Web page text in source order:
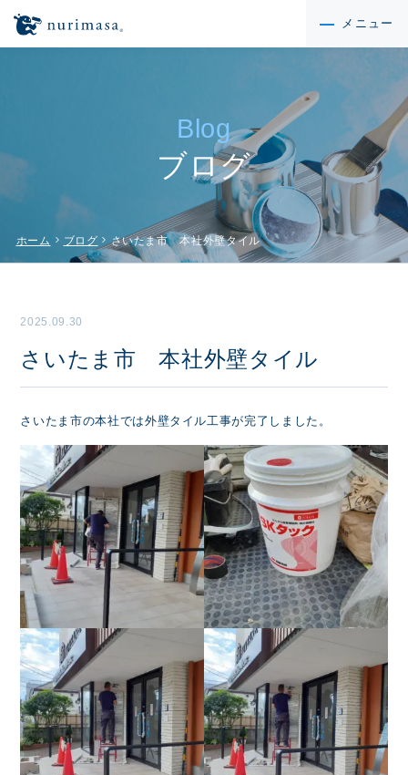
メニュー
Blog
ブログ
ホーム chevron_right ブログ chevron_rightさいたま市 本社外壁タイル
2025.09.30
さいたま市 本社外壁タイル
さいたま市の本社では外壁タイル工事が完了しました。